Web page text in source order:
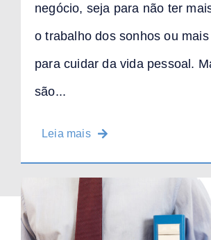
negócio, seja para não ter
o trabalho dos sonhos ou
para cuidar da vida pessoal.
são...
Leia mais